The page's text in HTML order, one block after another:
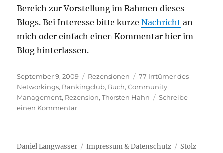
Bereich zur Vorstellung im Rahmen dieses
Blogs. Bei Interesse bitte kurzeNachricht an
mich oder einfach einen Kommentar hier im
Blog hinterlassen.
Veröffentlicht
am
September 9, 2009 Kategorien
Rezensionen Schlagwörter
77 Irrtümer des
Networkings, Bankingclub, Buch,Community
Management, Rezension,Thorsten Hahn
Schreibe
einen Kommentarzu
Irrtümer
Daniel Langwasser Impressum & Datenschutz
Stolz